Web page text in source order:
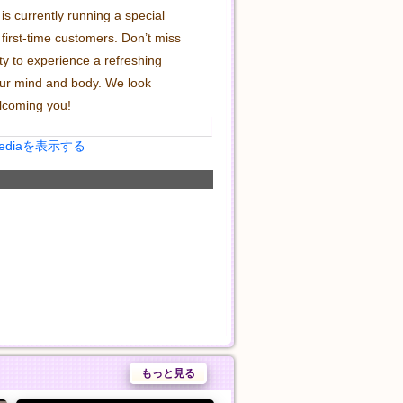
currently running a special
time customers. Don’t miss
to experience a refreshing
mind and body. We look
you!
を表示する
もっと見る